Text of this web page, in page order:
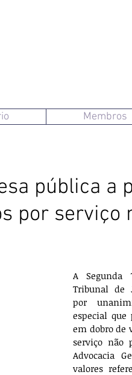
Membros
pública a
por serviço
A Segunda
Tribunal de
por
especial que
em dobro de
serviço não
Advocacia
valores